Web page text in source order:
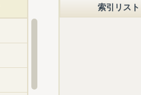
索引リスト